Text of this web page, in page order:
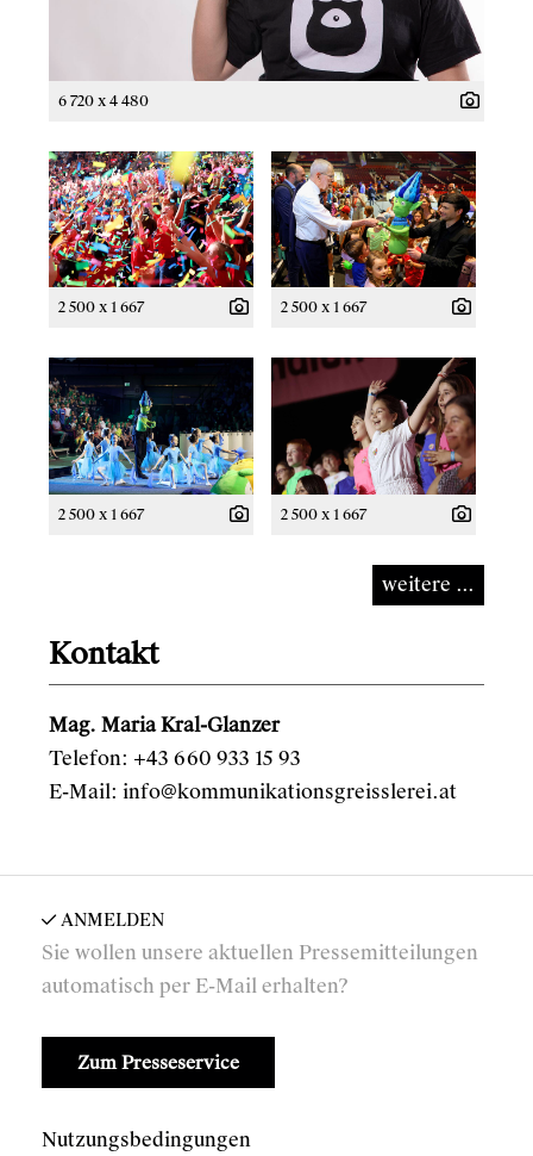
6 720 x 4 480
2 500 x 1 667 2 500 x 1 667
2 500 x 1 667 2 500 x 1 667
weitere ...
Kontakt
Mag. Maria Kral-Glanzer
Telefon: +43 660 933 15 93
E-Mail: info@kommunikationsgreisslerei.at
ANMELDEN
Sie wollen unsere aktuellen Pressemitteilungen
automatisch per E-Mail erhalten?
Zum Presseservice
Nutzungsbedingungen